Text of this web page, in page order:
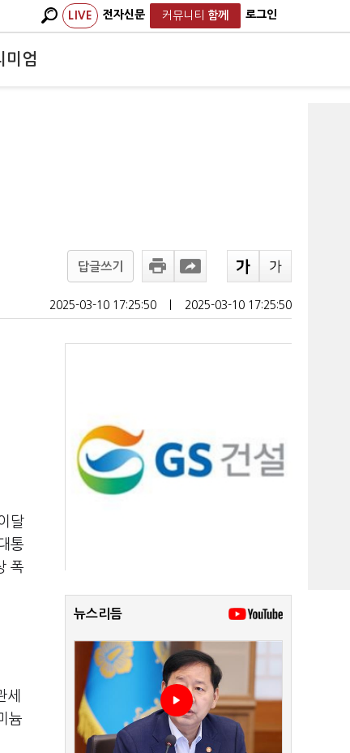
LIVE 전자신문 커뮤니티 함께 로그인
미엄
답글쓰기
2025-03-10 17:25:50 2025-03-10 17:25:50
달
통
폭
세
늄
뉴스리듬